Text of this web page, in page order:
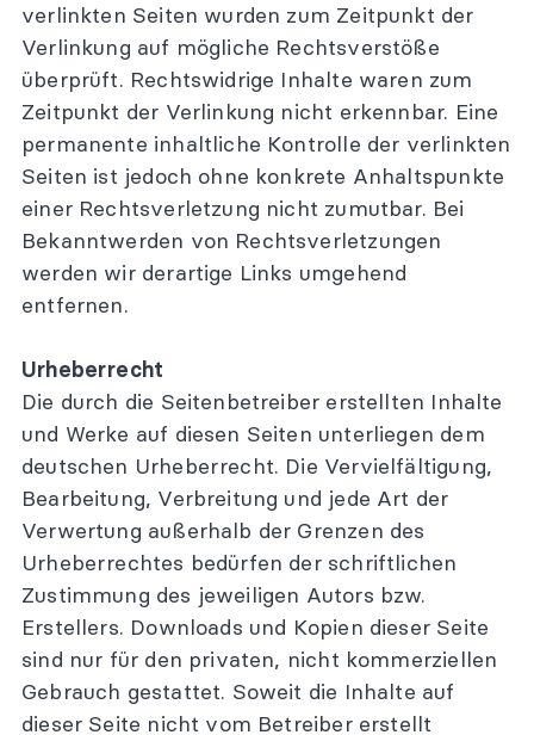
verlinkten Seiten wurden zum Zeitpunkt der
Verlinkung auf mögliche Rechtsverstöße
überprüft. Rechtswidrige Inhalte waren zum
Zeitpunkt der Verlinkung nicht erkennbar. Eine
permanente inhaltliche Kontrolle der verlinkten
Seiten ist jedoch ohne konkrete Anhaltspunkte
einer Rechtsverletzung nicht zumutbar. Bei
Bekanntwerden von Rechtsverletzungen
werden wir derartige Links umgehend
entfernen.
Urheberrecht
Die durch die Seitenbetreiber erstellten Inhalte
und Werke auf diesen Seiten unterliegen dem
deutschen Urheberrecht. Die Vervielfältigung,
Bearbeitung, Verbreitung und jede Art der
Verwertung außerhalb der Grenzen des
Urheberrechtes bedürfen der schriftlichen
Zustimmung des jeweiligen Autors bzw.
Erstellers. Downloads und Kopien dieser Seite
sind nur für den privaten, nicht kommerziellen
Gebrauch gestattet. Soweit die Inhalte auf
dieser Seite nicht vom Betreiber erstellt